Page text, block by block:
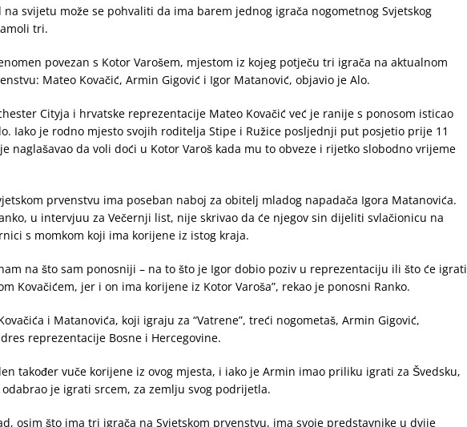
na svijetu može se pohvaliti da ima barem jednog igrača nogometnog Svjetskog
tri.
povezan s Kotor Varošem, mjestom iz kojeg potječu tri igrača na aktualnom
Mateo Kovačić, Armin Gigović i Igor Matanović, objavio je Alo.
Cityja i hrvatske reprezentacije Mateo Kovačić već je ranije s ponosom isticao
Iako je rodno mjesto svojih roditelja Stipe i Ružice posljednji put posjetio prije 11
naglašavao da voli doći u Kotor Varoš kada mu to obveze i rijetko slobodno vrijeme
prvenstvu ima poseban naboj za obitelj mladog napadača Igora Matanovića.
u intervjuu za Večernji list, nije skrivao da će njegov sin dijeliti svlačionicu na
s momkom koji ima korijene iz istog kraja.
na što sam ponosniji – na to što je Igor dobio poziv u reprezentaciju ili što će igrati
Kovačićem, jer i on ima korijene iz Kotor Varoša”, rekao je ponosni Ranko.
i Matanovića, koji igraju za “Vatrene”, treći nogometaš, Armin Gigović,
reprezentacije Bosne i Hercegovine.
također vuče korijene iz ovog mjesta, i iako je Armin imao priliku igrati za Švedsku,
je igrati srcem, za zemlju svog podrijetla.
osim što ima tri igrača na Svjetskom prvenstvu, ima svoje predstavnike u dvije